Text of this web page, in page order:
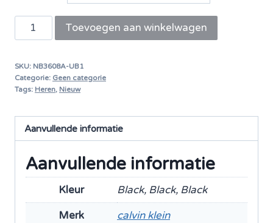
Calvin
Klein
Intense
Power
Contoured
Fit
Cotton
Stretch
Pack
Toevoegen aan winkelwagen
SKU: NB3608A-UB1
Categorie: Geen categorie
Tags: Heren, Nieuw
Aanvullende informatie
Aanvullende informatie
Kleur
Black, Black, Black
Merk
calvin klein